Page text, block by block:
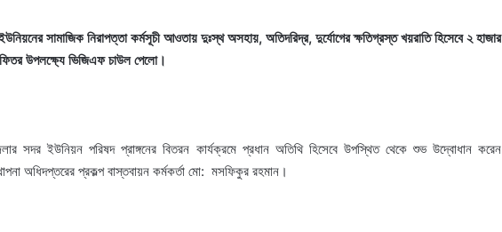
ইউনিয়নের সামাজিক নিরাপত্তা কর্মসূচী আওতায় দুঃস্থ অসহায়, অতিদরিদ্র, দুর্যোগের ক্ষতিগ্রস্ত খয়রাতি হিসেবে ২ হাজার
উপলক্ষ্যে ভিজিএফ চাউল পেলো।
সদর ইউনিয়ন পরিষদ প্রাঙ্গনের বিতরন কার্যক্রমে প্রধান অতিথি হিসেবে উপস্থিত থেকে শুভ উদ্বোধান করেন
অধিদপ্তরের প্রকল্প বাস্তবায়ন কর্মকর্তা মো: মসফিকুর রহমান।